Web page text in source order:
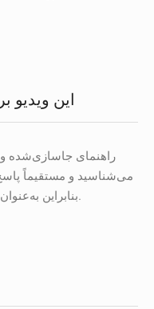
این
راهنمای جاسازی‌شده
می‌شناسید و مستقیماً
بنابراین به‌عنوان ابزار بازیابی مفیدتر است تا اولین قدم.